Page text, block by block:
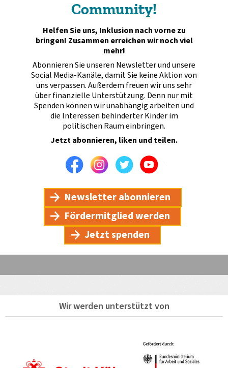
Community!
Helfen Sie uns, Inklusion nach vorne zu
bringen! Zusammen erreichen wir noch viel
mehr!
Abonnieren Sie unseren Newsletter und unsere
Social Media-Kanäle, damit Sie keine Aktion von
uns verpassen. Außerdem freuen wir uns sehr
über finanzielle Unterstützung. Denn nur mit
Spenden können wir unabhängig arbeiten und
die Interessen behinderter Kinder im
politischen Raum einbringen.
Jetzt abonnieren, liken und teilen.
FacebookInstagramTwitterYoutube
Newsletter abonnieren
Fördermitglied werden
Jetzt spenden
Wir werden unterstützt von